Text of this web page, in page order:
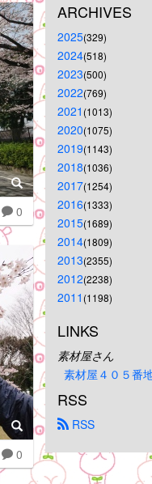
0
0
ARCHIVES
2025(329)
2024(518)
2023(500)
2022(769)
2021 (1013)
2020(1075)
2019(1143)
2018(1036)
2017(1254)
2016(1333)
2015(1689)
2014(1809)
2013(2355)
2012(2238)
2011 (1198)
LINKS
素材屋さん
素材屋４０５番
RSS
RSS